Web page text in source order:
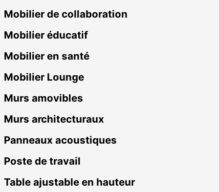
Mobilier de collaboration
Mobilier éducatif
Mobilier en santé
Mobilier Lounge
Murs amovibles
Murs architecturaux
Panneaux acoustiques
Poste de travail
Table ajustable en hauteur